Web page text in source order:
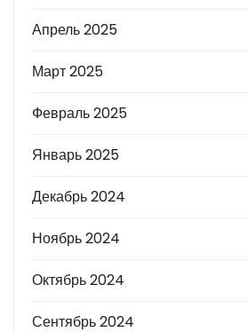
Апрель 2025
Март 2025
Февраль 2025
Январь 2025
Декабрь 2024
Ноябрь 2024
Октябрь 2024
Сентябрь 2024